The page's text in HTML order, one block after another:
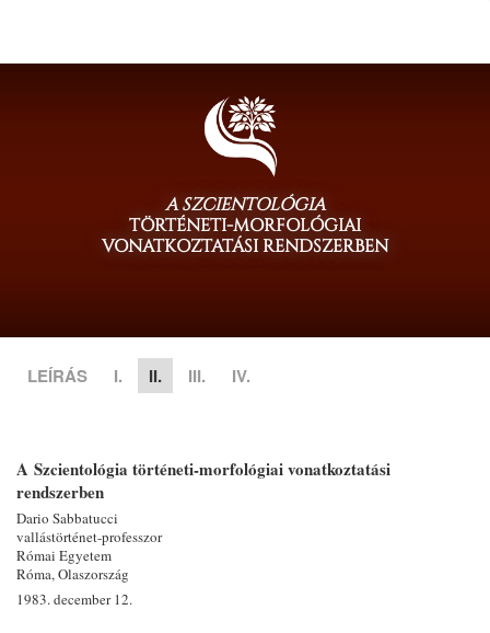
A SZCIENTOLÓGIA
TÖRTÉNETI-MORFOLÓGIAI
VONATKOZTATÁSI RENDSZERBEN
LEÍRÁS I. II. III. IV.
A Szcientológia történeti-morfológiai vonatkoztatási
rendszerben
Dario Sabbatucci
vallástörténet-professzor
Római Egyetem
Róma, Olaszország
1983. december 12.